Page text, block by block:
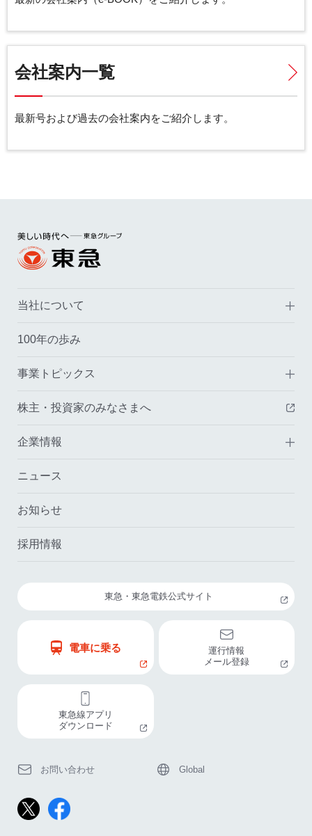
会社案内一覧
最新号および過去の会社案内をご紹介します。
当社について
100年の歩み
事業トピックス
株主・投資家のみなさまへ
企業情報
ニュース
お知らせ
採用情報
東急・東急電鉄公式サイト
電車に乗る
運行情報
メール登録
東急線アプリ
ダウンロード
お問い合わせ Global